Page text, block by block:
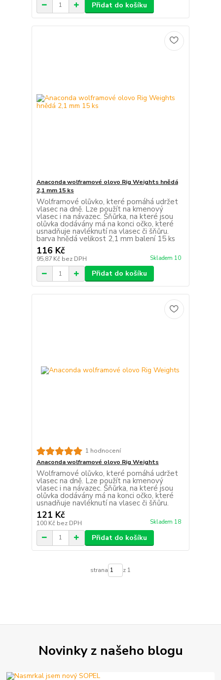
Přidat do košíku
Anaconda wolframové olovo Rig Weights hnědá
2,1 mm 15 ks
Wolframové olůvko, které pomáhá udržet
vlasec na dně. Lze použít na kmenový
vlasec i na návazec. Šňůrka, na které jsou
olůvka dodávány má na konci očko, které
usnadňuje navléknutí na vlasec či šňůru.
barva hnědá velikost 2,1 mm balení 15 ks
116 Kč
95,87 Kč bez DPH Skladem 10
Přidat do košíku
1 hodnocení
Anaconda wolframové olovo Rig Weights
Wolframové olůvko, které pomáhá udržet
vlasec na dně. Lze použít na kmenový
vlasec i na návazec. Šňůrka, na které jsou
olůvka dodávány má na konci očko, které
usnadňuje navléknutí na vlasec či šňůru.
121 Kč
100 Kč bez DPH Skladem 18
Přidat do košíku
strana z 1
Novinky z našeho blogu